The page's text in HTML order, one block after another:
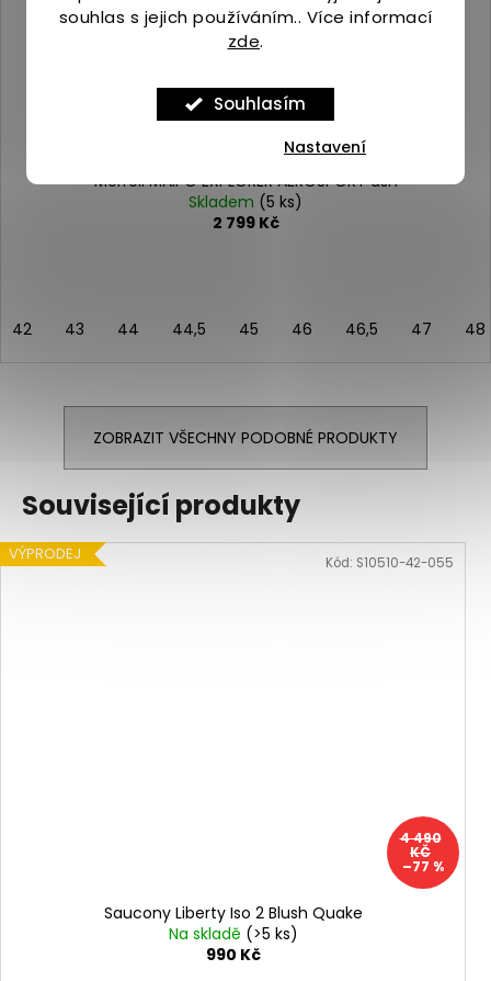
souhlas s jejich používáním.. Více informací
zde.
Souhlasím
Nastavení
Merrell MAIPO EXPLORER AEROSPORT ash
Skladem (5 ks)
2 799 Kč
42 43 44 44,5 45 46 46,5 47 48
ZOBRAZIT VŠECHNY PODOBNÉ PRODUKTY
Související produkty
VÝPRODEJ
4 490
KČ
–77 %
Saucony Liberty Iso 2 Blush Quake
Na skladě (>5 ks)
990 Kč
Kód: S10510-42-055